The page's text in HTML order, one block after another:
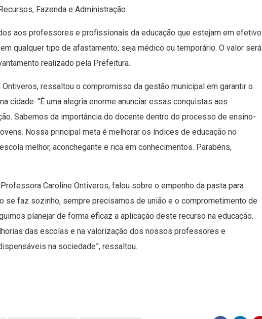
Fazenda e Administração.​
aos professores e profissionais da educação que estejam em efetivo
qualquer tipo de afastamento, seja médico ou temporário. O valor será
realizado pela Prefeitura​.​
ressaltou o compromisso da gestão municipal em garantir o
cidade. “É uma alegria enorme anunciar essas conquistas aos
Sabemos da importância do docente dentro do processo de ensino-
Nossa principal meta é melhor​ar​ os índices de educação no
melhor, aconchegante e rica em conhecimentos. Parabéns,
Caroline Ontiveros, falou sobre o empenho da pasta para
se faz sozinho, sempre precisamos de união e o comprometimento de
planejar de forma eficaz a aplicação deste recurso na educação.
das escolas e na valorização dos nossos professores e
na sociedade”, ressaltou.